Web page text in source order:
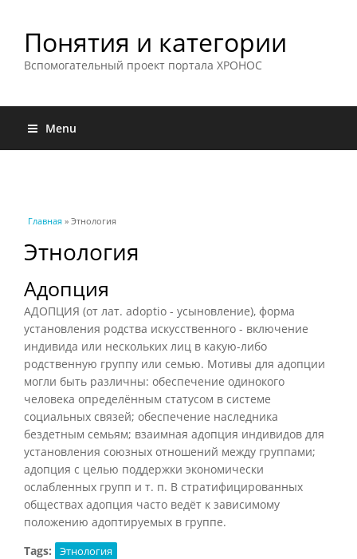
Понятия и категории
Вспомогательный проект портала ХРОНОС
Menu
Вы здесь
Главная » Этнология
Этнология
Адопция
АДОПЦИЯ (от лат. adoptio - усыновление), форма
установления родства искусственного - включение
индивида или нескольких лиц в какую-либо
родственную группу или семью. Мотивы для адопции
могли быть различны: обеспечение одинокого
человека определённым статусом в системе
социальных связей; обеспечение наследника
бездетным семьям; взаимная адопция индивидов для
установления союзных отношений между группами;
адопция с целью поддержки экономически
ослабленных групп и т. п. В стратифицированных
обществах адопция часто ведёт к зависимому
положению адоптируемых в группе.
Tags:
Этнология